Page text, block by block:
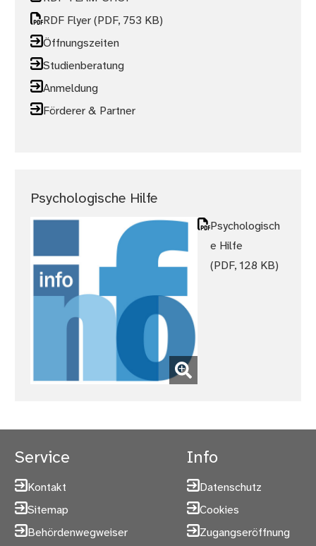
RDF Flyer (PDF, 753 KB)
Öffnungszeiten
Studienberatung
Anmeldung
Förderer & Partner
Psychologische Hilfe
Psychologisch
e Hilfe
(PDF, 128 KB)
Service
Kontakt
Sitemap
Behördenwegweiser
Info
Datenschutz
Cookies
Zugangseröffnung